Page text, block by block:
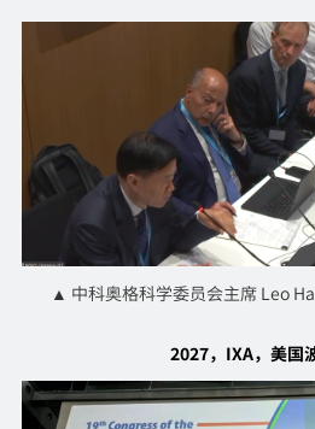
▲ 中科奥格科学委员会主席 Leo
2027，IXA，美国